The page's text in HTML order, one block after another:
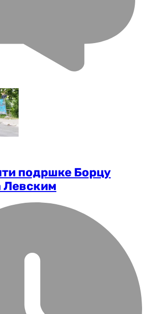
подршке Борцу
Левским